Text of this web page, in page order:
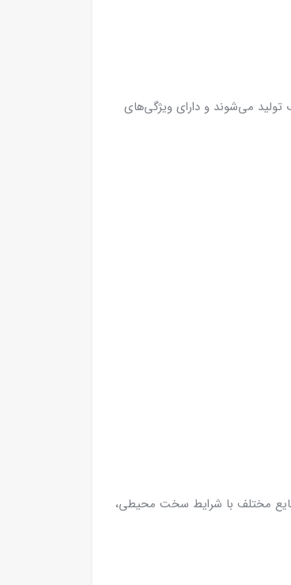
تولید می‌شوند و دارای ویژگی‌های
صنایع مختلف با شرایط سخت محیطی،